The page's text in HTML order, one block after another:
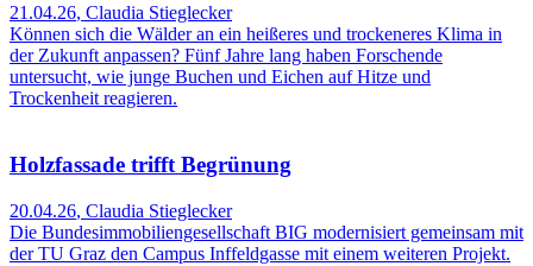
21.04.26, Claudia Stieglecker
Können sich die Wälder an ein heißeres und trockeneres Klima in
der Zukunft anpassen? Fünf Jahre lang haben Forschende
untersucht, wie junge Buchen und Eichen auf Hitze und
Trockenheit reagieren.
Holzfassade trifft Begrünung
20.04.26, Claudia Stieglecker
Die Bundesimmobiliengesellschaft BIG modernisiert gemeinsam mit
der TU Graz den Campus Inffeldgasse mit einem weiteren Projekt.